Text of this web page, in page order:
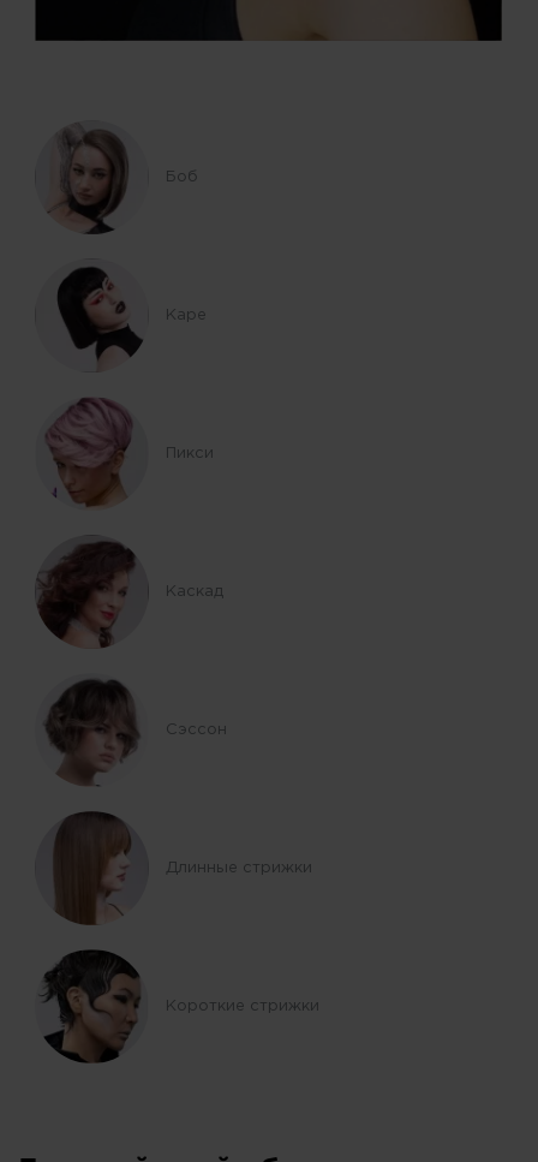
Боб
Каре
Пикси
Каскад
Сэссон
Длинные стрижки
Короткие стрижки